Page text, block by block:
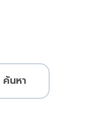
ค้นหา